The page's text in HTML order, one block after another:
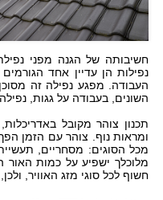
חשיבותה של הגנה מפני
נפילות הן עדיין אחד
העבודה. מפגע נפילה זה
השונים, בעבודה על גגות,
תכנון צוהר מקובל
ומראות נוף. צוהר עם הזמן
מכל הסוגים: מסחריים,
מלוכלך ישפיע על כמות האור
חשוף לכל סוגי מזג האוויר,